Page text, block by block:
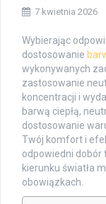
7 kwietnia 2026
Wybierając
dostosowanie
wykonywanych
zastosowanie
koncentracji i
barwą ciepłą,
dostosowanie
Twój komfort i
odpowiedni dobór
kierunku światła
obowiązkach.